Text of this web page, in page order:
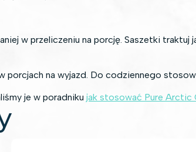
w przeliczeniu na porcję. Saszetki traktuj
porcjach na wyjazd. Do codziennego
je w poradniku jak stosować Pure Arctic